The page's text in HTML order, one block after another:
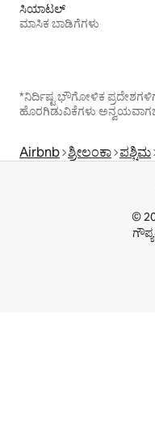
ಸಿಯಾಟಲ್
ಮಾಸಿಕ ಬಾಡಿಗೆಗಳು
*ನಿರ್ದಿಷ್ಟ ಭೌಗೋಳಿಕ ಪ್ರದೇಶಗಳಿಗೆ
ಹೊರಗಿಡುವಿಕೆಗಳು
Airbnb ಶ್ರೀಲಂಕಾ ಪಶ್ಚಿಮ
©